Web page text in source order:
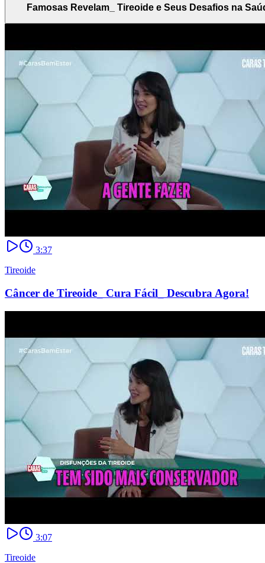
Famosas Revelam_ Tireoide e Seus Desafios na
3:37
Tireoide
Câncer de Tireoide_ Cura Fácil_ Descubra Agora!
3:07
Tireoide